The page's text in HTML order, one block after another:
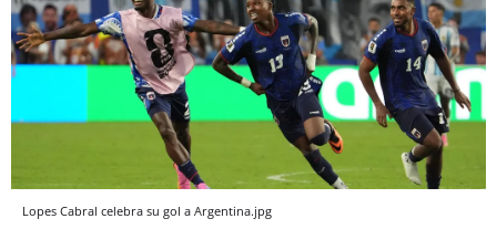
Lopes Cabral celebra su gol a Argentina.jpg